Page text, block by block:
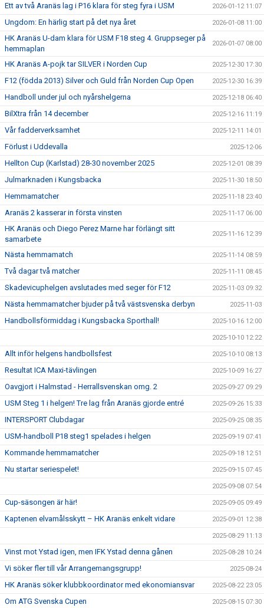
Ett av två Aranäs lag i P16 klara för steg fyra i USM 2026-01-12 11:07
Ungdom: En härlig start på det nya året 2026-01-08 11:00
HK Aranäs U-dam klara för USM F18 steg 4. Gruppseger på
hemmaplan
2026-01-07 08:00
HK Aranäs A-pojk tar SILVER i Norden Cup 2025-12-30 17:30
F12 (födda 2013) Silver och Guld från Norden Cup Open 2025-12-30 16:39
Handboll under jul och nyårshelgerna 2025-12-18 06:40
BilXtra från 14 december 2025-12-16 11:19
Vår fadderverksamhet 2025-12-11 14:01
Förlust i Uddevalla 2025-12-06
Hellton Cup (Karlstad) 28-30 november 2025 2025-12-01 08:39
Julmarknaden i Kungsbacka 2025-11-30 18:50
Hemmamatcher 2025-11-18 23:40
Aranäs 2 kasserar in första vinsten 2025-11-17 06:00
HK Aranäs och Diego Perez Marne har förlängt sitt
samarbete
2025-11-16 12:39
Nästa hemmamatch 2025-11-14 08:59
Två dagar två matcher 2025-11-11 08:45
Skadevicuphelgen avslutades med seger för F12 2025-11-03 09:32
Nästa hemmamatcher bjuder på två västsvenska derbyn 2025-11-03
Handbollsförmiddag i Kungsbacka Sporthall! 2025-10-16 12:00
2025-10-10 12:22
Allt inför helgens handbollsfest 2025-10-10 08:13
Resultat ICA Maxi-tävlingen 2025-10-09 16:27
Oavgjort i Halmstad - Herrallsvenskan omg. 2 2025-09-27 09:29
USM Steg 1 i helgen! Tre lag från Aranäs gjorde entré 2025-09-26 15:33
INTERSPORT Clubdagar 2025-09-25 08:35
USM-handboll P18 steg1 spelades i helgen 2025-09-19 07:41
Kommande hemmamatcher 2025-09-18 12:51
Nu startar seriespelet! 2025-09-15 07:45
2025-09-08 07:54
Cup-säsongen är här! 2025-09-05 09:49
Kaptenen elvamålsskytt – HK Aranäs enkelt vidare 2025-09-01 12:38
2025-08-29 11:13
Vinst mot Ystad igen, men IFK Ystad denna gånen 2025-08-28 10:24
Vi söker fler till vår Arrangemangsgrupp! 2025-08-24
HK Aranäs söker klubbkoordinator med ekonomiansvar 2025-08-22 23:05
Om ATG Svenska Cupen 2025-08-15 07:30